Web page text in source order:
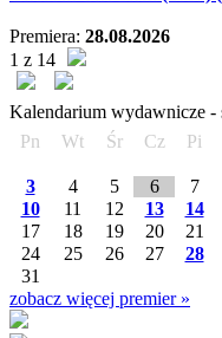
Premiera: 28.08.2026
1 z 14
Kalendarium wydawnicze -
Pn
Wt Śr Cz Pi
3
4 5 6 7
10
11 12 13 14
17
18 19 20 21
24
25 26 27 28
31
zobacz więcej premier »